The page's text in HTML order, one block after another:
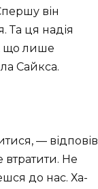
він
Та ця надія
що лише
Сайкса.
— відповів
Не
до нас. Ха-